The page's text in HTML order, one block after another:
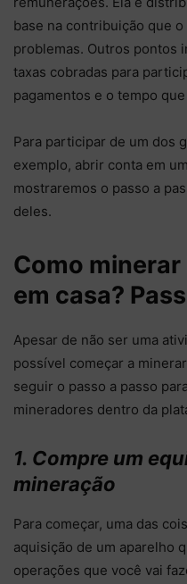
base na contribuição que
problemas. Outros pontos
taxas cobradas para
pagamentos e o tempo
Para participar de um dos
exemplo, abrir conta em
mostraremos o passo a
deles.
Como minerar
em casa?
Apesar de não ser uma
possível começar a
seguir o passo a passo
mineradores dentro da
1. Compre um
mineração
Para começar, uma das
aquisição de um aparelho
operações que você vai